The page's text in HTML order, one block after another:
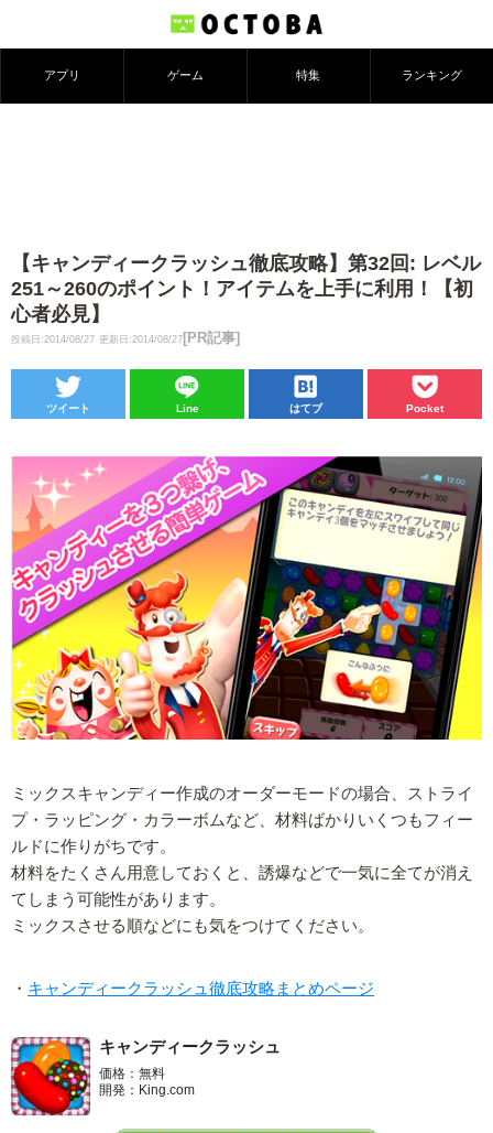
アプリ ゲーム 特集 ランキング
【キャンディークラッシュ徹底攻略】第32回: レベル
251～260のポイント！アイテムを上手に利用！【初
心者必見】
投稿日:2014/08/27 更新日:2014/08/27 [PR記事]
ツイート Line はてブ Pocket
ミックスキャンディー作成のオーダーモードの場合、ストライ
プ・ラッピング・カラーボムなど、材料ばかりいくつもフィー
ルドに作りがちです。
材料をたくさん用意しておくと、誘爆などで一気に全てが消え
てしまう可能性があります。
ミックスさせる順などにも気をつけてください。
・ キャンディークラッシュ徹底攻略まとめページ
キャンディークラッシュ
価格：無料
開発：King.com